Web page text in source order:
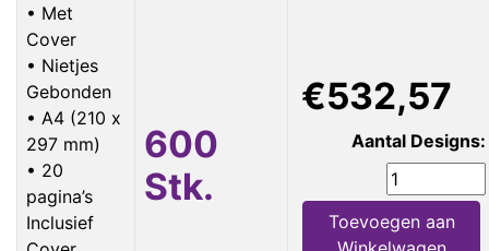
• Met
Cover
• Nietjes
Gebonden
• A4 (210 x
297 mm)
• 20
pagina’s
Inclusief
600
Stk.
€532,57
Aantal Designs:
Toevoegen aan